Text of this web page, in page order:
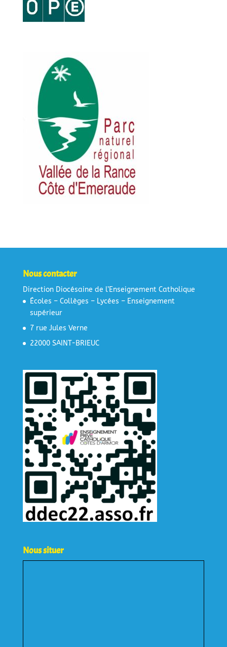
Nous contacter
Direction Diocésaine de l’Enseignement Catholique
Écoles – Collèges – Lycées – Enseignement
supérieur
7 rue Jules Verne
22000 SAINT-BRIEUC
Nous situer